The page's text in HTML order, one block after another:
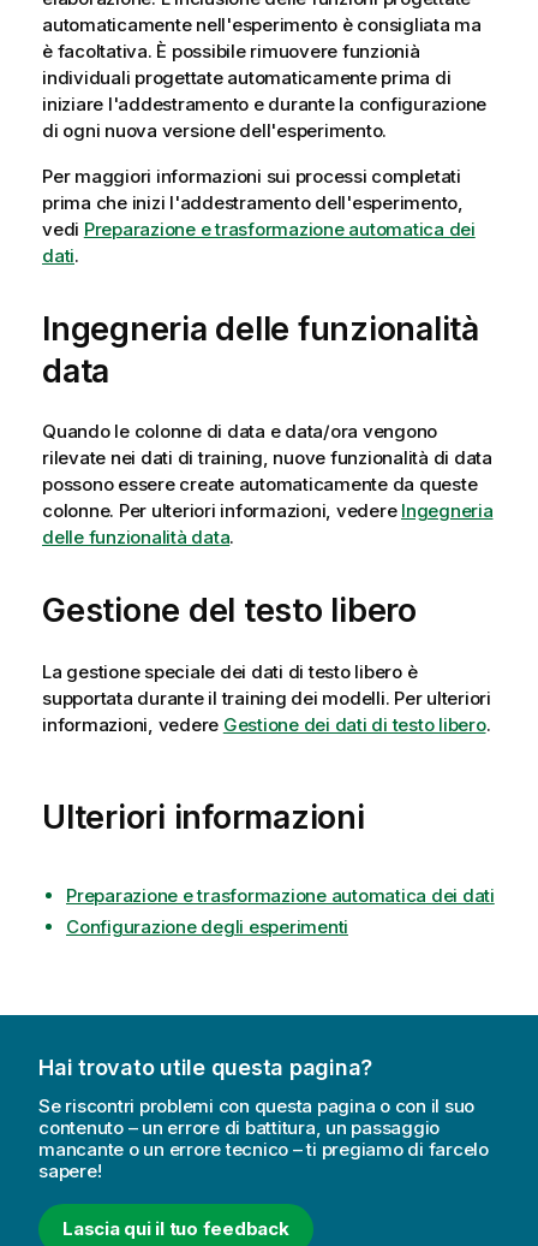
automaticamente nell'esperimento è consigliata ma
è facoltativa. È possibile rimuovere funzionià
individuali progettate automaticamente prima di
iniziare l'addestramento e durante la configurazione
di ogni nuova versione dell'esperimento.
Per maggiori informazioni sui processi completati
prima che inizi l'addestramento dell'esperimento,
vedi Preparazione e trasformazione automatica dei
dati.
Ingegneria delle funzionalità
data
Quando le colonne di data e data/ora vengono
rilevate nei dati di training, nuove funzionalità di data
possono essere create automaticamente da queste
colonne. Per ulteriori informazioni, vedere Ingegneria
delle funzionalità data.
Gestione del testo libero
La gestione speciale dei dati di testo libero è
supportata durante il training dei modelli. Per ulteriori
informazioni, vedere Gestione dei dati di testo libero.
Ulteriori informazioni
Preparazione e trasformazione automatica dei dati
Configurazione degli esperimenti
Hai trovato utile questa pagina?
Se riscontri problemi con questa pagina o con il suo
contenuto – un errore di battitura, un passaggio
mancante o un errore tecnico – ti pregiamo di farcelo
sapere!
Lascia qui il tuo feedback